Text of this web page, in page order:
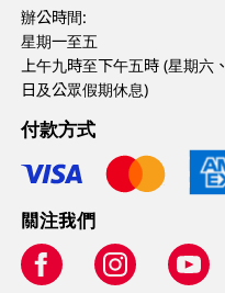
辦公時間:
星期一至五
上午九時至下午五時 (星期六、
日及公眾假期休息)
付款方式
關注我們